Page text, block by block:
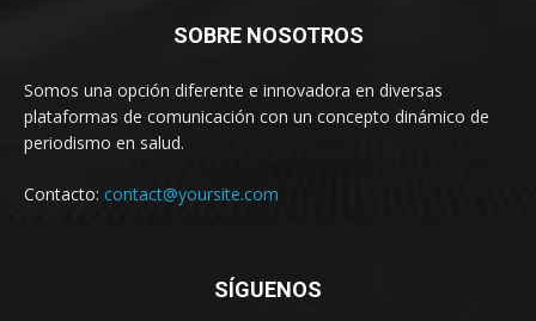
SOBRE NOSOTROS
Somos una opción diferente e innovadora en diversas
plataformas de comunicación con un concepto dinámico de
periodismo en salud.
Contacto: contact@yoursite.com
SÍGUENOS